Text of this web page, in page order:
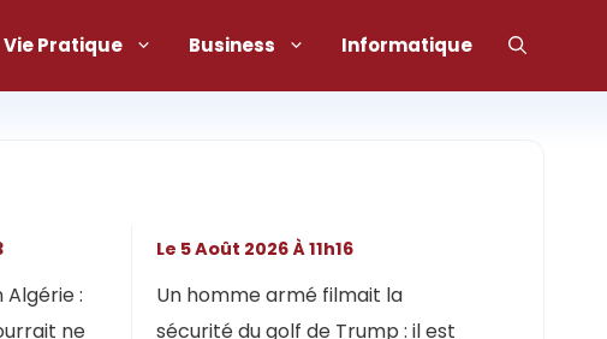
Vie Pratique Business Informatique
:
ne
Un homme armé filmait la
sécurité du golf de Trump : il est
Le 5 Août 2026 À 11h16